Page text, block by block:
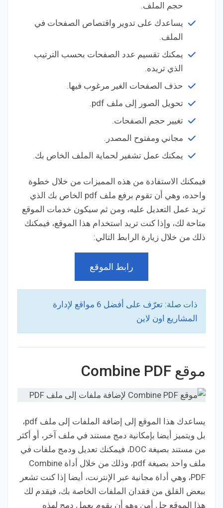
حجم الملف.
يساعدك على تدوير واقتصاص الصفحات في
الملف.
يمكنك تقسيم عدد الصفحات بحسب الترتيب
الذي تريده.
حذف الصفحات الغير مرغوب فيها.
تحويل الصور إلى ملف pdf.
تغيير حجم الصفحات.
مجاني ومفتوح المصدر.
يمكنك عمل تشفير لحماية الملف الخاص بك.
فيمكنك الاستفادة من هذه المميزات من خلال خطوة
واحده، وهي أن تقوم برفع ملف pdf الخاص بك الذي
تريد عمل التعديل عليه، ومن ثم سيكون خدمات الموقع
متاحة لك، وإذا كنت تريد استخدام هذا الموقع، فيمكنك
ذلك من خلال زيارة الرابط التالي:
رابط الموقع
ذات صلة:
تعرّف على أفضل 6 مواقع لإدارة
المشاريع اون لاين
موقع Combine PDF
يساعدك هذا الموقع إلى إضافة الملفات إلى ملف pdf،
بل ويتميز أيضا بإمكانية دمج مستند في ملف آخر، أو أكثر
من مستند بصيغة DOC، فيمكنك تعديل ودمج ملفات في
ملف واحد بصيغة pdf، وذلك من خلال أداة Combine
PDF، وهي أداة مجانية عبر الإنترنت، أيضا إذا كنت تشعر
ببعض القلق من فقدان الملفات الخاصة بك، فيقدم لك
هذا الموقع حل أمن وهو أن يقوم بعمل دمج لهذه